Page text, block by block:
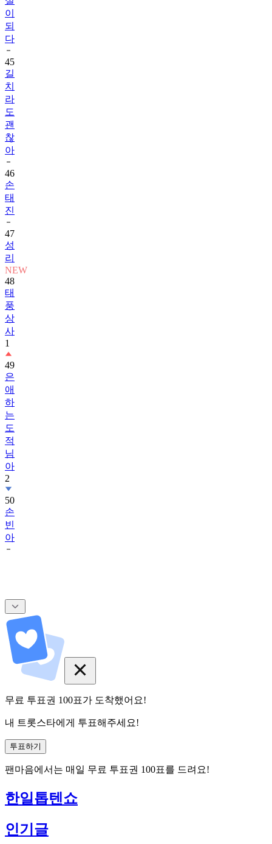
이
되
다
45
길
치
라
도
괜
찮
아
46
손
태
진
47
성
리
NEW
48
태
풍
상
사
1
49
은
애
하
는
도
적
님
아
2
50
손
빈
아
무료 투표권 100표가 도착했어요!
내 트롯스타에게 투표해주세요!
투표하기
팬마음에서는 매일 무료 투표권 100표를 드려요!
한일톱텐쇼
인기글